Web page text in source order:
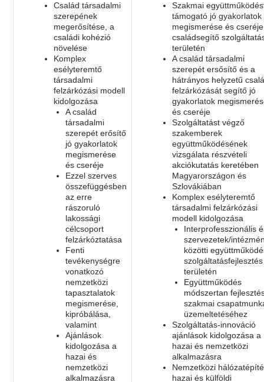
Család társadalmi
szerepének
megerősítése, a
családi kohézió
növelése
Komplex
esélyteremtő
társadalmi
felzárkózási modell
kidolgozása
A család
társadalmi
szerepét erősítő
jó gyakorlatok
megismerése
és cseréje
Ezzel szerves
összefüggésben
az erre
rászoruló
lakossági
célcsoport
felzárkóztatása
Fenti
tevékenységre
vonatkozó
nemzetközi
tapasztalatok
megismerése,
kipróbálása,
valamint
Ajánlások
kidolgozása a
hazai és
nemzetközi
alkalmazásra
Szakmai
támogató jó gyakorlatok
megismerése és
családsegítő
területén
A család társadalmi
szerepét ersősítő és a
hátrányos helyzetű
felzárkózását segítő jó
gyakorlatok
és cseréje
Szolgáltatást végző
szakemberek
együttműködésének
vizsgálata részvételi
akciókutatás keretében
Magyarországon és
Szlovákiában
Komplex esélyteremtő
társadalmi felzárkózási
modell kidolgozása
Interprofesszionális
szervezetek/
közötti
szolgáltatásfejlesztés
területén
Együttműködés
módszertan
szakmai
üzemeltetéséhez
Szolgáltatás-innováció
ajánlások kidolgozása a
hazai és nemzetközi
alkalmazásra
Nemzetközi
hazai és külföldi